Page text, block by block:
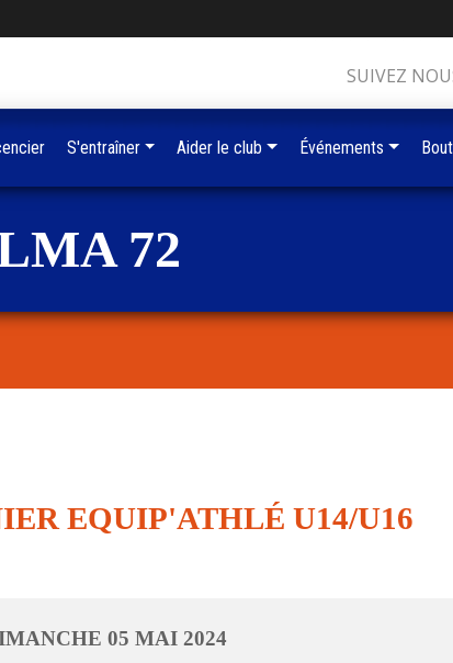
72
EQUIP'ATHLÉ U14/U16
05 MAI 2024
SUIVEZ
S'entraîner Aider le club Événements